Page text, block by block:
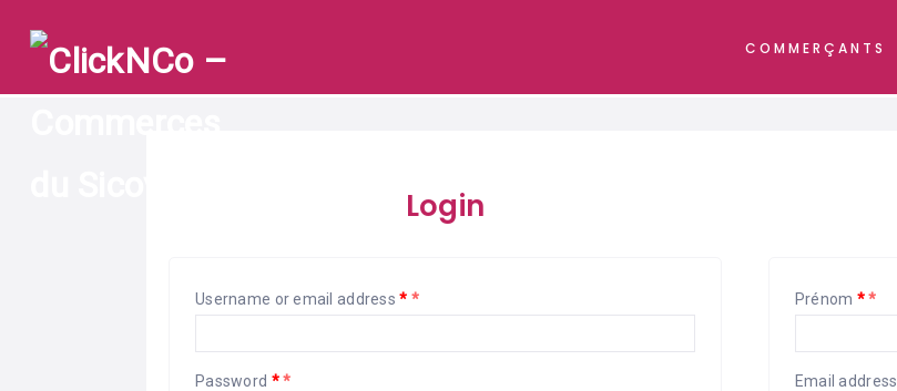
COMMERÇANTS
COMMERÇANTS
PRODUITS
&
Login
Username or email address*
Password *
Prénom *
Email address